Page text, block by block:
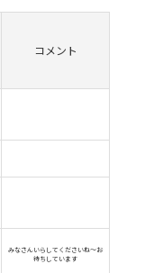
コメント
みなさんいらしてくださいね～お
待ちしています